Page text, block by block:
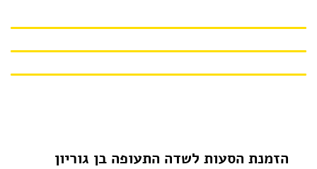
הזמנת הסעות לשדה התעופה בן גוריון